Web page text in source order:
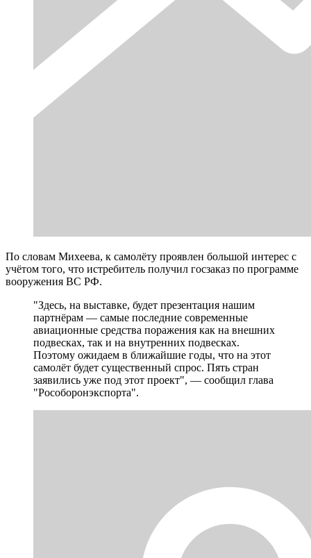
По словам Михеева, к самолёту проявлен большой интерес с
учётом того, что истребитель получил госзаказ по программе
вооружения ВС РФ.
"Здесь, на выставке, будет презентация нашим
партнёрам — самые последние современные
авиационные средства поражения как на внешних
подвесках, так и на внутренних подвесках.
Поэтому ожидаем в ближайшие годы, что на этот
самолёт будет существенный спрос. Пять стран
заявились уже под этот проект", — сообщил глава
"Рособоронэкспорта".